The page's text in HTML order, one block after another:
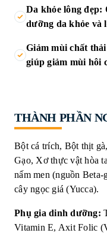
Da khỏe lông đẹp:
dưỡng da khỏe và
Giảm mùi chất
giúp giảm mùi hôi
THÀNH PHẦN
Bột cá trích, Bột thịt
Gạo, Xơ thực vật hòa
nấm men (nguồn
cây ngọc giá (Yucca).
Phụ gia dinh dưỡng:
Vitamin E, Axit Folic